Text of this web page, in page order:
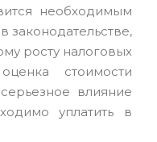
необходимым
законодательстве,
росту налоговых
стоимости
влияние
уплатить в